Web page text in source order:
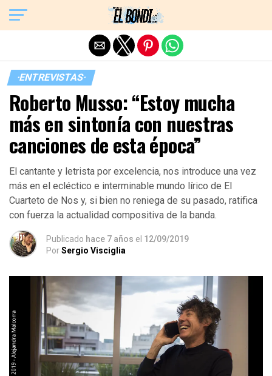
·ENTREVISTAS·
Roberto Musso: “Estoy mucha
más en sintonía con nuestras
canciones de esta época”
El cantante y letrista por excelencia, nos introduce una vez
más en el ecléctico e interminable mundo lírico de El
Cuarteto de Nos y, si bien no reniega de su pasado, ratifica
con fuerza la actualidad compositiva de la banda.
Publicado hace 7 años el 12/09/2019
PorSergio Visciglia
Exit mobile version